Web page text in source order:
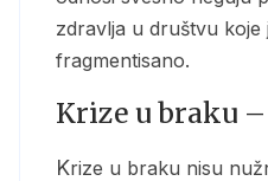
zdravlja u društvu koje
fragmentisano.
Krize u braku
Krize u braku nisu nužno znak njegovog